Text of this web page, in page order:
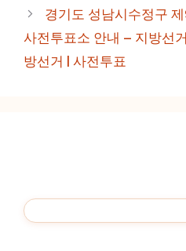
경기도 성남시수정구
사전투표소 안내 – 지방선
방선거 | 사전투표